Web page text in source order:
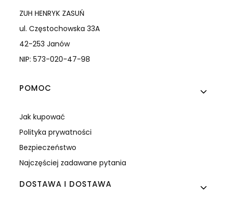
ZUH HENRYK ZASUŃ
ul. Częstochowska 33A
42-253 Janów
NIP: 573-020-47-98
Linki w stopce
POMOC
Jak kupować
Polityka prywatności
Bezpieczeństwo
Najczęściej zadawane pytania
DOSTAWA I DOSTAWA